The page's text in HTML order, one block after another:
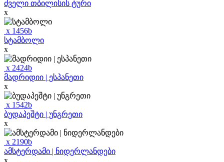
ძველი თბილისის ტური
x
x 1456b
სტამბოლი
x
x 2424b
მადრიდიი | ესპანეთი
x
x 1542b
ბუდაპეშტი | უნგრეთი
x
x 2190b
ამსტერდამი | ნიდერლანდები
x